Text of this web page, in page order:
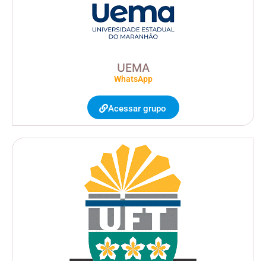
UEMA
WhatsApp
Acessar grupo